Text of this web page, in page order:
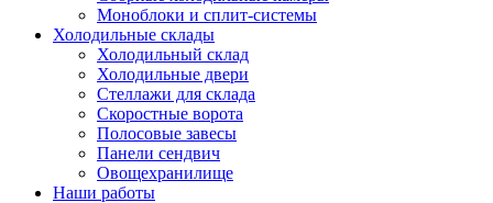
Моноблоки и сплит-системы
Холодильные склады
Холодильный склад
Холодильные двери
Стеллажи для склада
Скоростные ворота
Полосовые завесы
Панели сендвич
Овощехранилище
Наши работы